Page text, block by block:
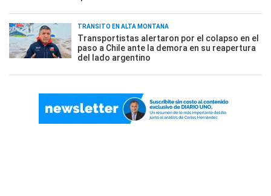
TRÁNSITO EN ALTA MONTAÑA
Transportistas alertaron por el colapso en el
paso a Chile ante la demora en su reapertura
del lado argentino